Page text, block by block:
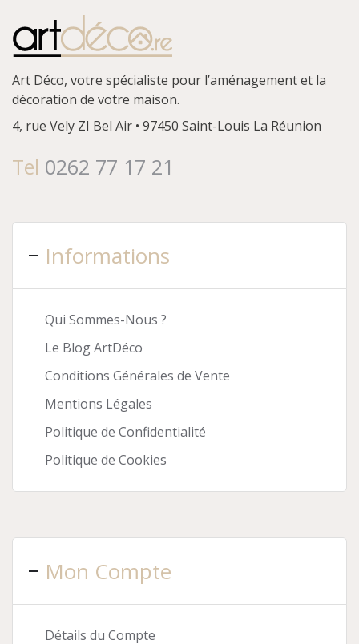
Art Déco, votre spécialiste pour l’aménagement et la
décoration de votre maison.
4, rue Vely ZI Bel Air • 97450 Saint-Louis La Réunion
Tel 0262 77 17 21
Informations
Qui Sommes-Nous ?
Le Blog ArtDéco
Conditions Générales de Vente
Mentions Légales
Politique de Confidentialité
Politique de Cookies
Mon Compte
Détails du Compte